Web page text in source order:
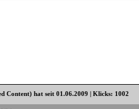
Content) hat seit 01.06.2009 | Klicks: 1002